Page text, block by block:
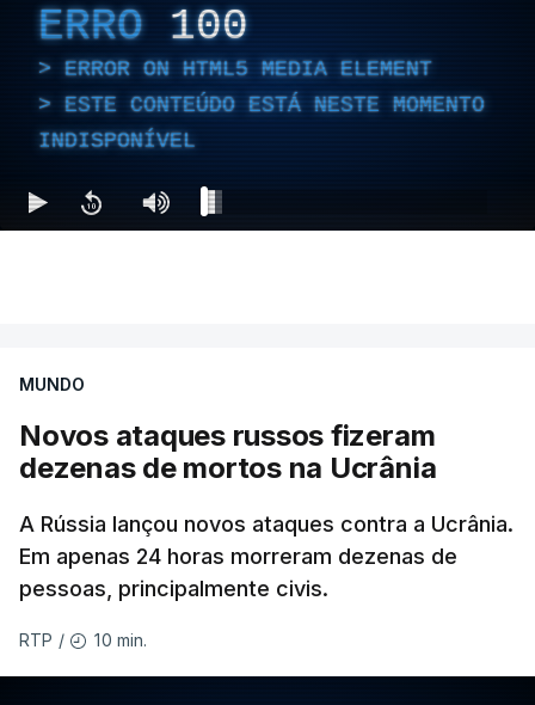
ERRO 100
ERROR ON HTML5 MEDIA ELEMENT
ESTE CONTEÚDO ESTÁ NESTE MOMENTO
INDISPONÍVEL
MUNDO
Novos ataques russos fizeram
dezenas de mortos na Ucrânia
A Rússia lançou novos ataques contra a Ucrânia.
Em apenas 24 horas morreram dezenas de
pessoas, principalmente civis.
RTP / 10 min.